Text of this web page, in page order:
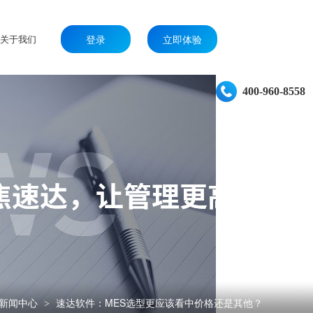
关于我们 登录 立即体验
400-960-8558
闻中心 > 速达软件：MES选型更应该看中价格还是其他？